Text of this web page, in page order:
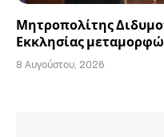
Μητροπολίτης
Εκκλησίας
8 Αυγούστου, 2026